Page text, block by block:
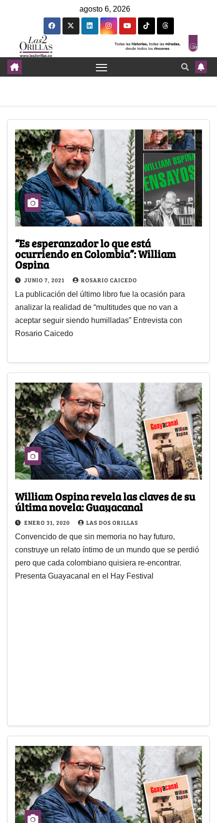
agosto 6, 2026
“Es esperanzador lo que está
ocurriendo en Colombia”: William
Ospina
JUNIO 7, 2021 ROSARIO CAICEDO
La publicación del último libro fue la ocasión para
analizar la realidad de “multitudes que no van a
aceptar seguir siendo humilladas” Entrevista con
Rosario Caicedo
William Ospina revela las claves de su
última novela: Guayacanal
ENERO 31, 2020 LAS DOS ORILLAS
Convencido de que sin memoria no hay futuro,
construye un relato íntimo de un mundo que se perdió
pero que cada colombiano quisiera re-encontrar.
Presenta Guayacanal en el Hay Festival